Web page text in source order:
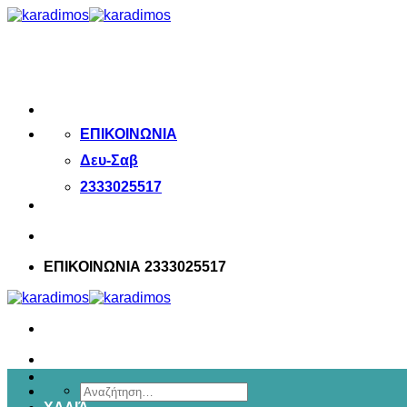
Μετάβαση
ΕΠΙΚΟΙΝΩΝΙΑ
Δευ-Σαβ
2333025517
ΕΠΙΚΟΙΝΩΝΙΑ 2333025517
Αναζήτηση